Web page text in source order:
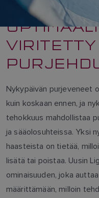
Nykypäivän purjeveneet
kuin koskaan ennen, ja
tehokkuus mahdollistaa
ja sääolosuhteissa. Yksi
haasteista on tietää,
lisätä tai poistaa. Uusin
ominaisuuden, joka
määrittämään, milloin